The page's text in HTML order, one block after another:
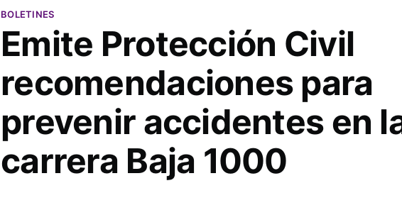
BOLETINES
Emite Protección Civil
recomendaciones para
prevenir accidentes en
carrera Baja 1000